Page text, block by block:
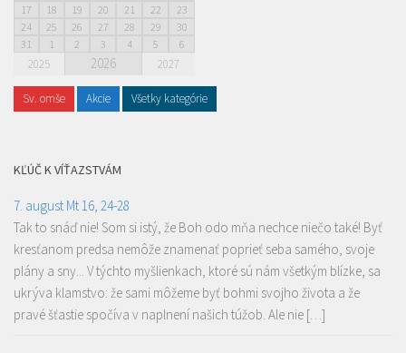
17
18 19 20 21 22
23
24
25 26 27 28 29
30
31
1 2 3 4 5 6
2025 2026 2027
Sv. omše Akcie Všetky kategórie
KĽÚČ K VÍŤAZSTVÁM
7. august Mt 16, 24-28
Tak to snáď nie! Som si istý, že Boh odo mňa nechce niečo také! Byť
kresťanom predsa nemôže znamenať poprieť seba samého, svoje
plány a sny... V týchto myšlienkach, ktoré sú nám všetkým blízke, sa
ukrýva klamstvo: že sami môžeme byť bohmi svojho života a že
pravé šťastie spočíva v naplnení našich túžob. Ale nie […]